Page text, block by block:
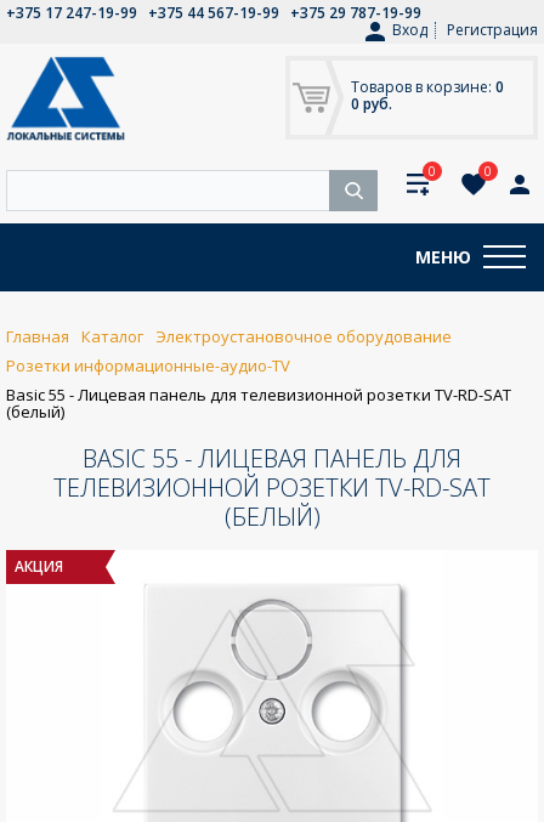
+375 17 247-19-99 +375 44 567-19-99
+375 29 787-19-99
Вход
Регистрация
Товаров в корзине: 0
0 руб.
0 0
МЕНЮ
Главная Каталог
Электроустановочное оборудование
Розетки информационные-аудио-TV
Basic 55 - Лицевая панель для телевизионной розетки TV-RD-SAT
(белый)
BASIC 55 - ЛИЦЕВАЯ ПАНЕЛЬ ДЛЯ
ТЕЛЕВИЗИОННОЙ РОЗЕТКИ TV-RD-SAT
(БЕЛЫЙ)
АКЦИЯ